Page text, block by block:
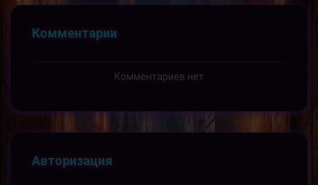
Комментарии
Комментариев нет
Авторизация